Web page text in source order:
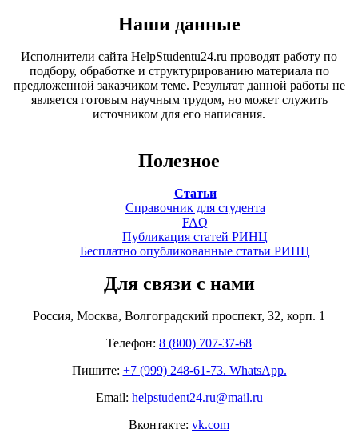
Наши данные
Исполнители сайта HelpStudentu24.ru проводят работу по
подбору, обработке и структурированию материала по
предложенной заказчиком теме. Результат данной работы не
является готовым научным трудом, но может служить
источником для его написания.
Полезное
Статьи
Справочник для студента
FAQ
Публикация статей РИНЦ
Бесплатно опубликованные статьи РИНЦ
Для связи с нами
Россия, Москва, Волгоградский проспект, 32, корп. 1
Телефон: 8 (800) 707-37-68
Пишите: +7 (999) 248-61-73. WhatsApp.
Email: helpstudent24.ru@mail.ru
Вконтакте: vk.com